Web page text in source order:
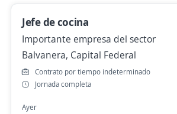
Umano HR
Palermo, Capital Federal
Ayer
Se precisa Urgente
Ayudante de cocina
Jefe de cocina
Importante empresa del sector
Balvanera, Capital Federal
Contrato por tiempo indeterminado
Jornada completa
Ayer